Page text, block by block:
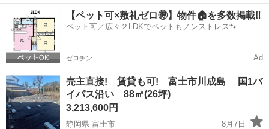
です。 週末だけ…
相野駅 一戸建て 別荘
【ペット可×敷礼ゼロ🉐】物件🏠を多数掲載‼️
ペット可／広々２LDKでペットもノンストレス🐾
ゼロチン Ad
売主直接! 賃貸も可! 富士市川成島 国1バ
イパス沿い 88㎡(26坪)
3,213,600円
静岡県 富士市
8月7日